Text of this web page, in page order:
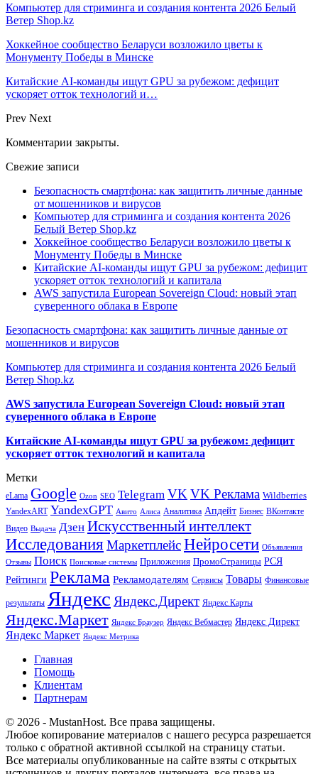
Компьютер для стриминга и создания контента 2026 Белый
Ветер Shop.kz
Хоккейное сообщество Беларуси возложило цветы к
Монументу Победы в Минске
Китайские AI-команды ищут GPU за рубежом: дефицит
ускоряет отток технологий и…
Prev Next
Комментарии закрыты.
Свежие записи
Безопасность смартфона: как защитить личные данные
от мошенников и вирусов
Компьютер для стриминга и создания контента 2026
Белый Ветер Shop.kz
Хоккейное сообщество Беларуси возложило цветы к
Монументу Победы в Минске
Китайские AI-команды ищут GPU за рубежом: дефицит
ускоряет отток технологий и капитала
AWS запустила European Sovereign Cloud: новый этап
суверенного облака в Европе
Безопасность смартфона: как защитить личные данные от
мошенников и вирусов
Компьютер для стриминга и создания контента 2026 Белый
Ветер Shop.kz
AWS запустила European Sovereign Cloud: новый этап
суверенного облака в Европе
Китайские AI-команды ищут GPU за рубежом: дефицит
ускоряет отток технологий и капитала
Метки
eLama Google Ozon SEO Telegram VK VK Реклама Wildberries
YandexART YandexGPT Авито Алиса Аналитика Апдейт Бизнес ВКонтакте
Видео Выдача Дзен Искусственный интеллект
Исследования МаркетплейсНейросети Объявления
Отзывы Поиск Поисковые системы Приложения ПромоСтраницы РСЯ
Рейтинги Реклама Рекламодателям Сервисы Товары Финансовые
результаты Яндекс Яндекс.Директ Яндекс.Карты
Яндекс.Маркет Яндекс Браузер Яндекс Вебмастер Яндекс Директ
Яндекс Маркет Яндекс Метрика
Главная
Помощь
Клиентам
Партнерам
© 2026 - MustanHost. Все права защищены.
Любое копирование материалов с нашего ресурса разрешается
только с обратной активной ссылкой на страницу статьи.
Все материалы опубликованные на сайте взяты с открытых